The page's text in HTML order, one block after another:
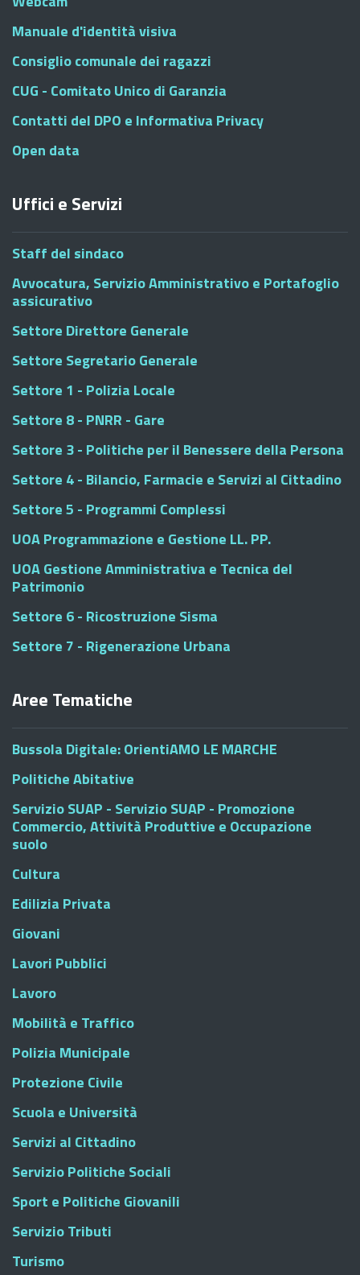
Manuale d'identità visiva
Consiglio comunale dei ragazzi
CUG - Comitato Unico di Garanzia
Contatti del DPO e Informativa Privacy
Open data
Uffici e Servizi
Staff del sindaco
Avvocatura, Servizio Amministrativo e Portafoglio
assicurativo
Settore Direttore Generale
Settore Segretario Generale
Settore 1 - Polizia Locale
Settore 8 - PNRR - Gare
Settore 3 - Politiche per il Benessere della Persona
Settore 4 - Bilancio, Farmacie e Servizi al Cittadino
Settore 5 - Programmi Complessi
UOA Programmazione e Gestione LL. PP.
UOA Gestione Amministrativa e Tecnica del
Patrimonio
Settore 6 - Ricostruzione Sisma
Settore 7 - Rigenerazione Urbana
Aree Tematiche
Bussola Digitale: OrientiAMO LE MARCHE
Politiche Abitative
Servizio SUAP - Servizio SUAP - Promozione
Commercio, Attività Produttive e Occupazione
suolo
Cultura
Edilizia Privata
Giovani
Lavori Pubblici
Lavoro
Mobilità e Traffico
Polizia Municipale
Protezione Civile
Scuola e Università
Servizi al Cittadino
Servizio Politiche Sociali
Sport e Politiche Giovanili
Servizio Tributi
Turismo